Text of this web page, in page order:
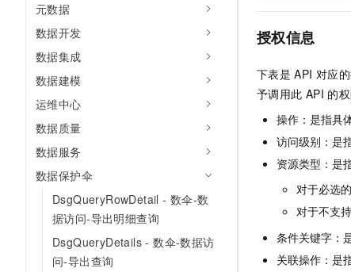
元数据
数据开发
数据集成
数据建模
运维中心
数据质量
数据服务
数据保护伞
DsgQueryRowDetail - 数伞-数
据访问-导出明细查询
DsgQueryDetails - 数伞-数据访
问-导出查询
授权信息
下表是 API 对应
予调用此 API 的
操作：是指具
访问级别：是
资源类型：是
对于必选
对于不支
条件关键字：
关联操作：是
大模型服务
千问AI平台-Token Plan
千问AI平台-模型体验
在线体验全尺寸、多种
Happy 系列大模型
大模型解决方案
中间件
数据库
大数据计算
媒体服务
企业服务与云通信
域名与网站
终端用户计算
Serverless
可观测
上云与迁云
企业出海
政企业务
140+云产品 免费试用
产品新客免费试用，最长
大模型ACA认证体验
助力企业全员 AI 认知与
行业生态解决方案
开发者生态解决方案